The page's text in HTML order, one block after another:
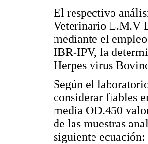
El respectivo
Veterinario L.M.V
mediante el
IBR-IPV, la
Herpes virus
Según el
considerar fiables
media OD.450
de las muestras
siguiente ecuación: